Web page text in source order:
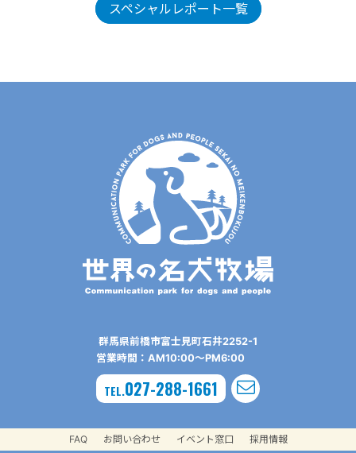
スペシャルレポート一覧
群⾺県前橋市富⼠⾒町⽯井2252-1
営業時間：AM10:00〜PM6:00
TEL.027-288-1661
FAQ お問い合わせ イベント窓口 採用情報